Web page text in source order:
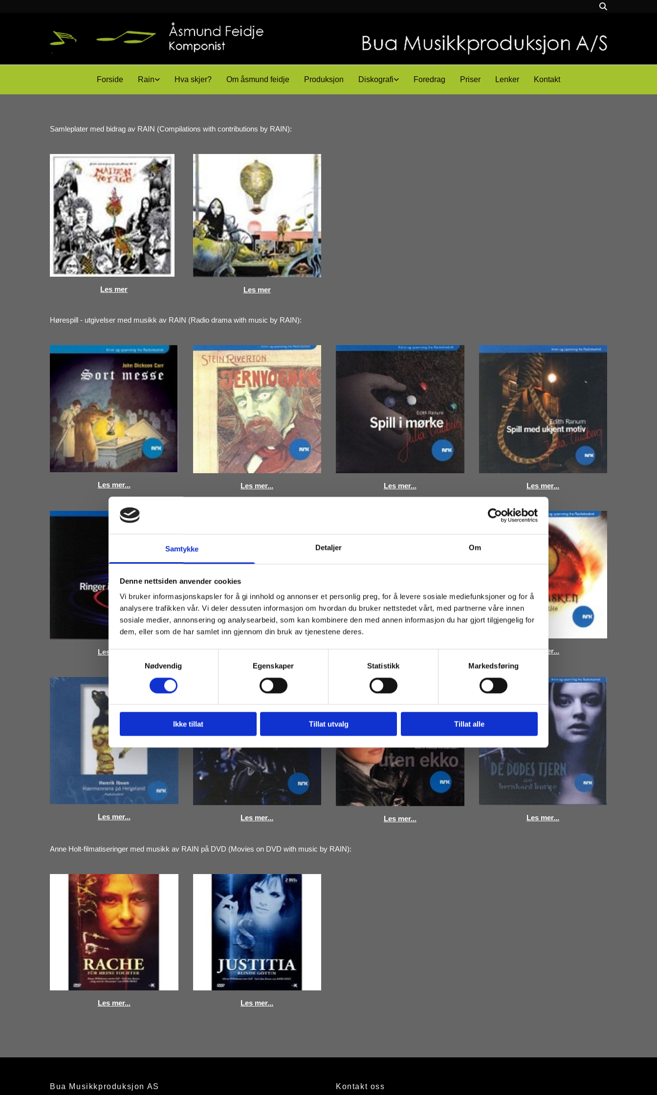
Samtykke Detaljer Om
Denne nettsiden anvender cookies
Vi bruker informasjonskapsler for å gi innhold og annonser et personlig preg, for å levere sosiale mediefunksjoner og for å
analysere trafikken vår. Vi deler dessuten informasjon om hvordan du bruker nettstedet vårt, med partnerne våre innen
sosiale medier, annonsering og analysearbeid, som kan kombinere den med annen informasjon du har gjort tilgjengelig for
dem, eller som de har samlet inn gjennom din bruk av tjenestene deres.
Samtykkevalg
Nødvendig
Egenskaper Statistikk Markedsføring
Ikke tillat Tillat utvalg Tillat alle
Forside Rain Hva skjer? Om åsmund feidje Produksjon Diskografi Foredrag Priser Lenker Kontakt
Samleplater med bidrag av RAIN (Compilations with contributions by RAIN):
Les mer Les mer
Hørespill - utgivelser med musikk av RAIN (Radio drama with music by RAIN):
Les mer... Les mer... Les mer... Les mer...
Les mer... Les mer... Les mer... Les mer...
Les mer... Les mer... Les mer... Les mer...
Anne Holt-filmatiseringer med musikk av RAIN på DVD (Movies on DVD with music by RAIN):
Les mer... Les mer...
Bua Musikkproduksjon AS Kontakt oss